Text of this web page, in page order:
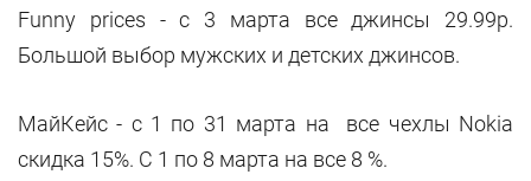
Funny prices - c 3 марта все джинсы 29.99р.
Большой выбор мужских и детских джинсов.
МайКейс - c 1 по 31 марта на все чехлы Nokia
скидка 15%. C 1 по 8 марта на все 8 %.